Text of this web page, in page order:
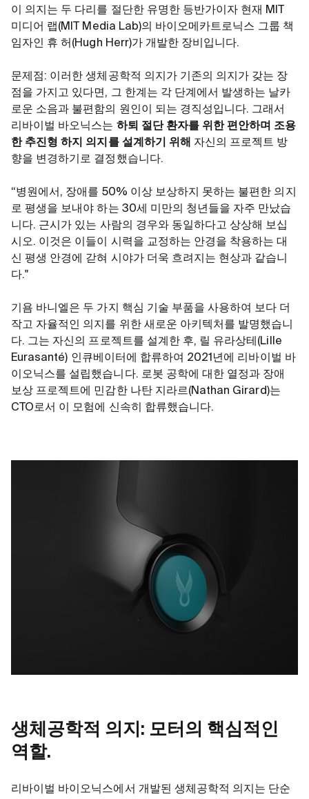
이 의지는 두 다리를 절단한 유명한 등반가이자 현재 MIT
미디어 랩(MIT Media Lab)의 바이오메카트로닉스 그룹 책
임자인 휴 허(Hugh Herr)가 개발한 장비입니다.
문제점: 이러한 생체공학적 의지가 기존의 의지가 갖는 장
점을 가지고 있다면, 그 한계는 각 단계에서 발생하는 날카
로운 소음과 불편함의 원인이 되는 경직성입니다. 그래서
리바이벌 바오닉스는 하퇴 절단 환자를 위한 편안하며 조용
한 추진형 하지 의지를 설계하기 위해 자신의 프로젝트 방
향을 변경하기로 결정했습니다.
“병원에서, 장애를 50% 이상 보상하지 못하는 불편한 의지
로 평생을 보내야 하는 30세 미만의 청년들을 자주 만났습
니다. 근시가 있는 사람의 경우와 동일하다고 상상해 보십
시오. 이것은 이들이 시력을 교정하는 안경을 착용하는 대
신 평생 안경에 갇혀 시야가 더욱 흐려지는 현상과 같습니
다."
기욤 바니엘은 두 가지 핵심 기술 부품을 사용하여 보다 더
작고 자율적인 의지를 위한 새로운 아키텍처를 발명했습니
다. 그는 자신의 프로젝트를 설계한 후, 릴 유라상테(Lille
Eurasanté) 인큐베이터에 합류하여 2021년에 리바이벌 바
이오닉스를 설립했습니다. 로봇 공학에 대한 열정과 장애
보상 프로젝트에 민감한 나탄 지라르(Nathan Girard)는
CTO로서 이 모험에 신속히 합류했습니다.
생체공학적 의지: 모터의 핵심적인
역할.
리바이벌 바이오닉스에서 개발된 생체공학적 의지는 단순